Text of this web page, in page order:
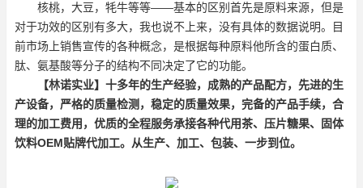
核桃，大豆，牦牛等等——基本的区别首先是原料来源，但是
对于功效的区别有多大，我也说不上来，没有具体的数据说明。目
前市场上销售宣传的各种概念，是根据每种原料他所含的蛋白质、
肽、氨基酸等分子的结构不同决定了它的功能。
【林诺实业】 十多年的生产经验，成熟的产品配方，先进的生
产设备，严格的质量检测，稳定的质量效果，完备的产品手续，合
理的加工费用，优质的全程服务承接各种代用茶、压片糖果、固体
饮料OEM贴牌代加工。从生产、加工、包装、一步到位。